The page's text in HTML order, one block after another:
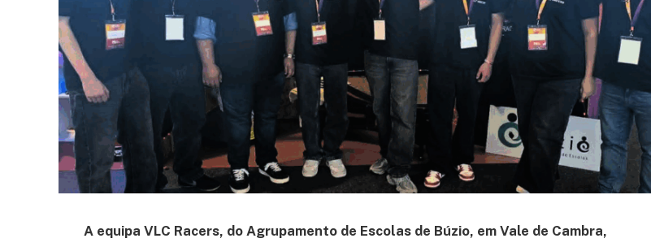
A equipa VLC Racers, do Agrupamento de Escolas de Búzio, em Vale de Cambra,